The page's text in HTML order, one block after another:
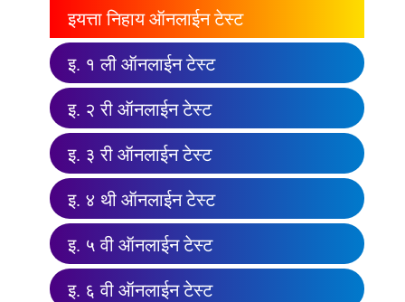
इयत्ता निहाय ऑनलाईन टेस्ट
इ. १ ली ऑनलाईन टेस्ट
इ. २ री ऑनलाईन टेस्ट
इ. ३ री ऑनलाईन टेस्ट
इ. ४ थी ऑनलाईन टेस्ट
इ. ५ वी ऑनलाईन टेस्ट
इ. ६ वी ऑनलाईन टेस्ट